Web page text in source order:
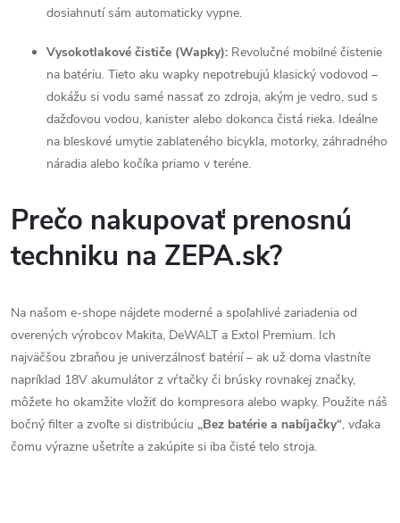
dosiahnutí sám automaticky vypne.
Vysokotlakové čističe (Wapky): Revolučné mobilné čistenie
na batériu. Tieto aku wapky nepotrebujú klasický vodovod –
dokážu si vodu samé nassať zo zdroja, akým je vedro, sud s
dažďovou vodou, kanister alebo dokonca čistá rieka. Ideálne
na bleskové umytie zablateného bicykla, motorky, záhradného
náradia alebo kočíka priamo v teréne.
Prečo nakupovať prenosnú
techniku na ZEPA.sk?
Na našom e-shope nájdete moderné a spoľahlivé zariadenia od
overených výrobcov Makita, DeWALT a Extol Premium. Ich
najväčšou zbraňou je univerzálnosť batérií – ak už doma vlastníte
napríklad 18V akumulátor z vŕtačky či brúsky rovnakej značky,
môžete ho okamžite vložiť do kompresora alebo wapky. Použite náš
bočný filter a zvoľte si distribúciu „Bez batérie a nabíjačky“, vďaka
čomu výrazne ušetríte a zakúpite si iba čisté telo stroja.